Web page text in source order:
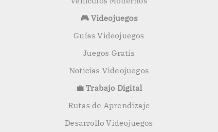
🎮 Videojuegos
Guías Videojuegos
Juegos Gratis
Noticias Videojuegos
💼 Trabajo Digital
Rutas de Aprendizaje
Desarrollo Videojuegos